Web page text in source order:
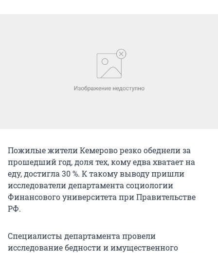
Пожилые жители Кемерово резко обеднели за
прошедший год, доля тех, кому едва хватает на
еду, достигла 30 %. К такому выводу пришли
исследователи департамента социологии
Финансового университета при Правительстве
РФ.
Специалисты департамента провели
исследование бедности и имущественного